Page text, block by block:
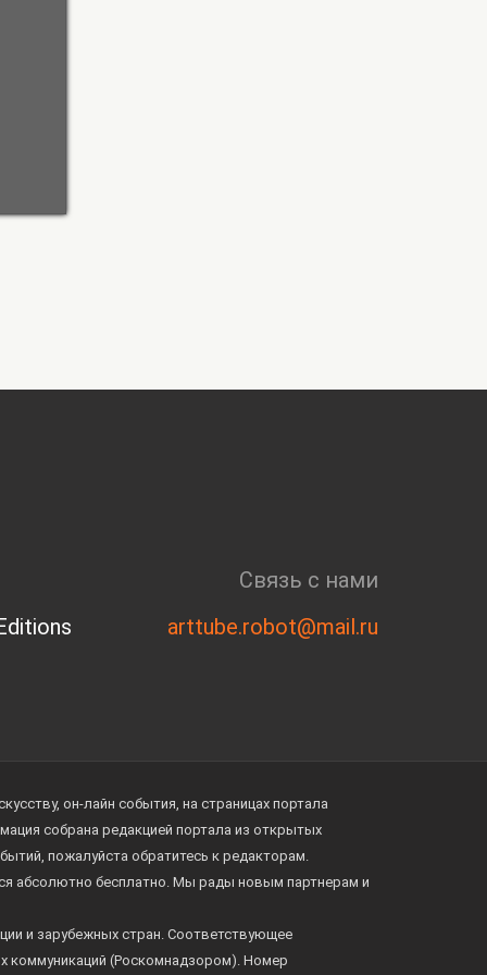
Связь с нами
arttube.robot@mail.ru
он-лайн события, на страницах портала
собрана редакцией портала из открытых
пожалуйста обратитесь к редакторам.
абсолютно бесплатно. Мы рады новым партнерам и
и зарубежных стран. Соответствующее
коммуникаций (Роскомнадзором). Номер